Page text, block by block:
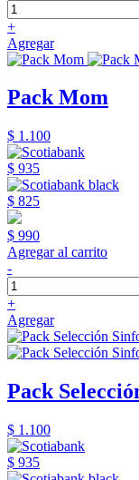
+
Agregar
Pack Mom
$ 1.100
$ 935
$ 825
$ 990
Agregar al carrito
-
+
Agregar
Pack
$ 1.100
$ 935